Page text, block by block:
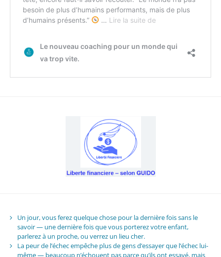
Un jour, vous ferez quelque chose pour la dernière fois sans le
savoir — une dernière fois que vous porterez votre enfant,
parlerez à un proche, ou verrez un lieu cher.
La peur de l’échec empêche plus de gens d’essayer que l’échec lui-
même — beaucoup n’échouent pas parce qu’ils ont essayé, mais